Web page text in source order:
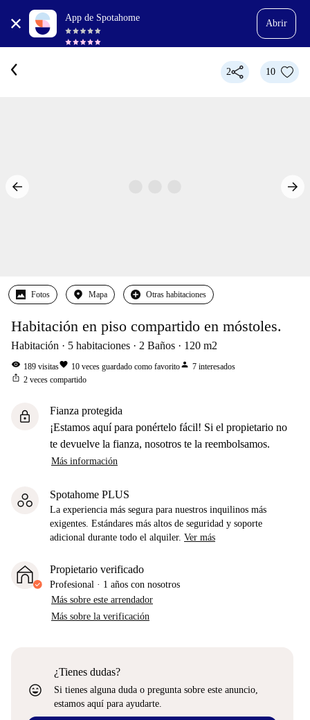
App de Spotahome
Abrir
2 10
Fotos Mapa Otras habitaciones
Habitación en piso compartido en móstoles.
Habitación 5 habitaciones 2 Baños 120 m2
visibility 189 visitasfavorite 10 veces guardado como favoritoperson 7 interesados
ios_share 2 veces compartido
lock
Fianza protegida
¡Estamos aquí para ponértelo fácil! Si el propietario no
te devuelve la fianza, nosotros te la reembolsamos.
Más información
Spotahome PLUS
La experiencia más segura para nuestros inquilinos más
exigentes. Estándares más altos de seguridad y soporte
adicional durante todo el alquiler. Ver más
Propietario verificado
Profesional · 1 años con nosotros
Más sobre este arrendador
Más sobre la verificación
sentiment_very_satisfied
¿Tienes dudas?
Si tienes alguna duda o pregunta sobre este anuncio,
estamos aquí para ayudarte.